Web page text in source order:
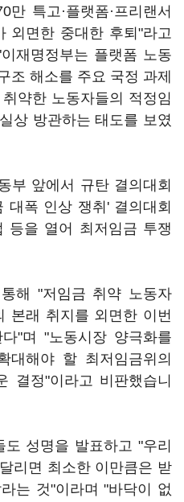
특고·플랫폼·프리랜서
외면한 중대한 후퇴"라고
재명정부는 플랫폼 노동
조 해소를 주요 국정 과제
약한 노동자들의 적정임
상 방관하는 태도를 보였
부 앞에서 규탄 결의대회
대폭 인상 쟁취' 결의대회
등을 열어 최저임금 투쟁
해 "저임금 취약 노동자
본래 취지를 외면한 이번
"며 "노동시장 양극화를
대해야 할 최저임금위의
결정"이라고 비판했습니
성명을 발표하고 "우리
리면 최소한 이만큼은 받
는 것"이라며 "바닥이 없